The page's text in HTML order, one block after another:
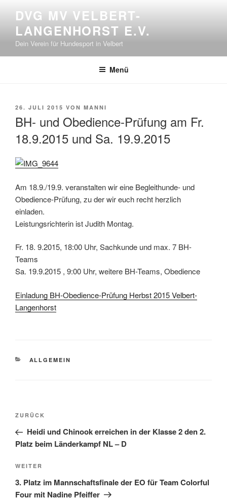
springen
DVG MV VELBERT-
LANGENHORST E.V.
Dein Verein für Hundesport in Velbert
Menü
VERÖFFENTLICHT
26. JULI 2015 VON MANNI
BH- und Obedience-Prüfung am Fr.
18.9.2015 und Sa. 19.9.2015
Am 18.9./19.9. veranstalten wir eine Begleithunde- und
Obedience-Prüfung, zu der wir euch recht herzlich
einladen.
Leistungsrichterin ist Judith Montag.
Fr. 18. 9.2015, 18:00 Uhr, Sachkunde und max. 7 BH-
Teams
Sa. 19.9.2015 , 9:00 Uhr, weitere BH-Teams, Obedience
Einladung BH-Obedience-Prüfung Herbst 2015 Velbert-
Langenhorst
KATEGORIEN
ALLGEMEIN
Beitragsnavigation
Vorheriger
Beitrag
ZURÜCK
Heidi und Chinook erreichen in der Klasse 2 den 2.
Platz beim Länderkampf NL – D
Nächster
Beitrag
WEITER
3. Platz im Mannschaftsfinale der EO für Team Colorful
Four mit Nadine Pfeiffer